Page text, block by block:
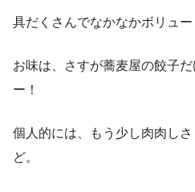
具だくさんでなかなかボリュー
お味は、さすが蕎麦屋の餃子
ー！
個人的には、もう少し肉肉し
ど。